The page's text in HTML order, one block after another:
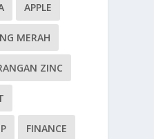
APPLE
MERAH
ZINC
FINANCE